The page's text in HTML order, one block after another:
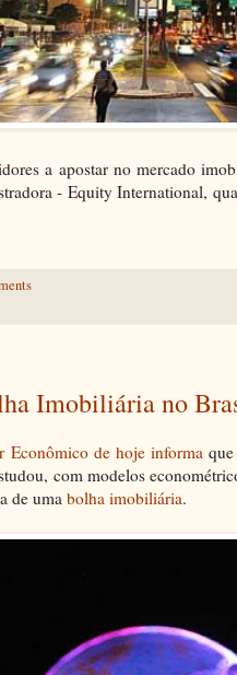
a apostar no mercado
- Equity International,
Imobiliária no
Econômico de hoje informa
com modelos
de uma bolha imobiliária.